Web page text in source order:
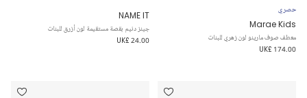
حصري
Marae Kids
معطف صوف مارينو لون زهري للبنات
UK£ 174.00
NAME IT
جينز دنيم بقصة مستقيمة لون أزرق للبنات
UK£ 24.00